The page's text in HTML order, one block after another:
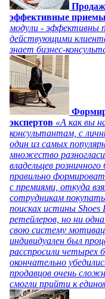
эффективные
модули - эффективны
действующими
знает бизнес-
экспертов «А как вы
консультантам, с
один из самых
множество
владельцев
правильно
с премиями, откуда
сотрудникам
поисках истины Shoes
ретейлеров, но ни
свою систему
индивидуален был
расспросили четырех
окончательно
продавцов очень
смогли прийти к